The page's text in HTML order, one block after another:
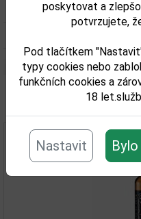
poskytovat a
potvrzujete,
Pod tlačítkem
typy cookies nebo
funkčních cookies a
18
Nastavit
Obsah alkoholu obj. %:
Související zboží